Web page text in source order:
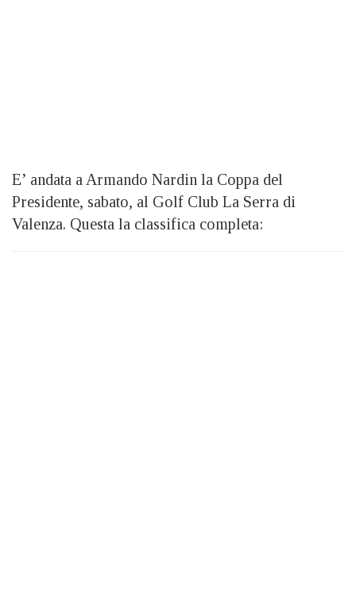
E’ andata a Armando Nardin la Coppa del
Presidente, sabato, al Golf Club La Serra di
Valenza. Questa la classifica completa: